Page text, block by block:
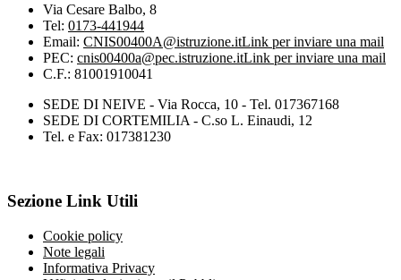
Via Cesare Balbo, 8
Tel: 0173-441944
Email: CNIS00400A@istruzione.itLink per inviare una mail
PEC: cnis00400a@pec.istruzione.itLink per inviare una mail
C.F.: 81001910041
SEDE DI NEIVE - Via Rocca, 10 - Tel. 017367168
SEDE DI CORTEMILIA - C.so L. Einaudi, 12
Tel. e Fax: 017381230
Sezione Link Utili
Cookie policy
Note legali
Informativa Privacy